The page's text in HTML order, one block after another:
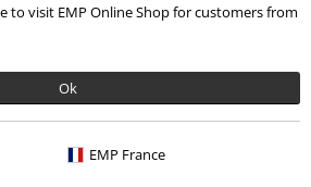
to visit EMP Online Shop for customers from
Ok
EMP France